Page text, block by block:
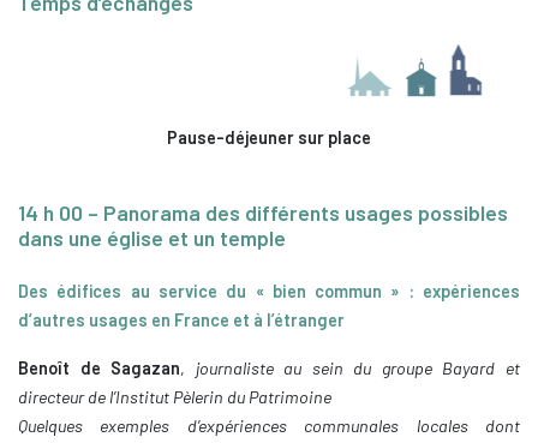
Pause-déjeuner sur place
14 h 00 – Panorama des différents usages possibles
dans une église et un temple
Des édifices au service du « bien commun » : expériences
d’autres usages en France et à l’étranger
Benoît de Sagazan, journaliste au sein du groupe Bayard et
directeur de l’Institut Pèlerin du Patrimoine
Quelques exemples d’expériences communales locales dont